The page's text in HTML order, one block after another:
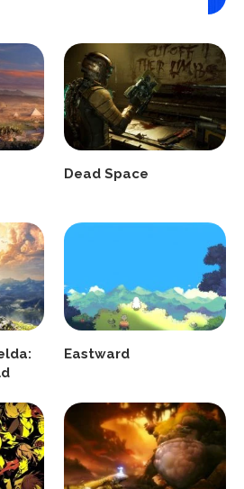
Dead Space
Eastward